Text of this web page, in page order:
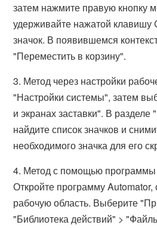
затем нажмите правую кнопку
удерживайте нажатой клавишу
значок. В появившемся
"Переместить в корзину".
3. Метод через настройки
"Настройки системы", затем
и экранах заставки". В разделе
найдите список значков и
необходимого значка для его
4. Метод с помощью программы
Откройте программу Automator,
рабочую область. Выберите
"Библиотека действий" >